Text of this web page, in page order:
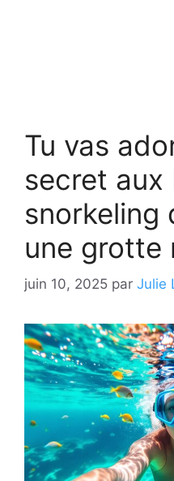
Tu vas
secret aux
snorkeling
une grotte
juin 10, 2025 par Julie